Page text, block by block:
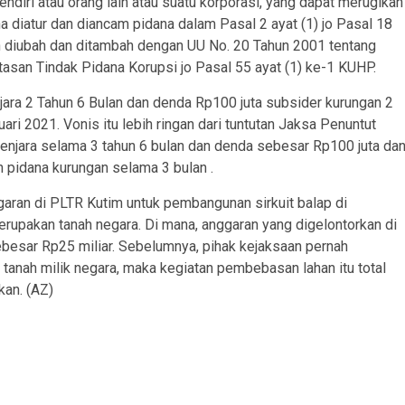
diatur dan diancam pidana dalam Pasal 2 ayat (1) jo Pasal 18
dan ditambah dengan UU No. 20 Tahun 2001 tentang
Tindak Pidana Korupsi jo Pasal 55 ayat (1) ke-1 KUHP.
2 Tahun 6 Bulan dan denda Rp100 juta subsider kurungan 2
2021. Vonis itu lebih ringan dari tuntutan Jaksa Penuntut
selama 3 tahun 6 bulan dan denda sebesar Rp100 juta dan
kurungan selama 3 bulan .
di PLTR Kutim untuk pembangunan sirkuit balap di
tanah negara. Di mana, anggaran yang digelontorkan di
Rp25 miliar. Sebelumnya, pihak kejaksaan pernah
milik negara, maka kegiatan pembebasan lahan itu total
(AZ)